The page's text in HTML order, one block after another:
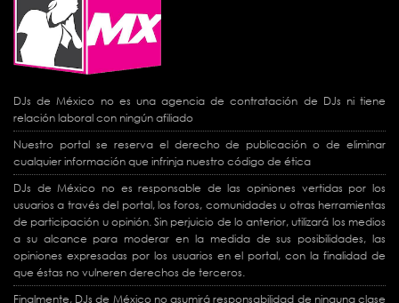
DJs de México no es una agencia de contratación de DJs ni tiene
relación laboral con ningún afiliado
Nuestro portal se reserva el derecho de publicación o de eliminar
cualquier información que infrinja nuestro código de ética
DJs de México no es responsable de las opiniones vertidas por los
usuarios a través del portal, los foros, comunidades u otras herramientas
de participación u opinión. Sin perjuicio de lo anterior, utilizará los medios
a su alcance para moderar en la medida de sus posibilidades, las
opiniones expresadas por los usuarios en el portal, con la finalidad de
que éstas no vulneren derechos de terceros.
Finalmente, DJs de México no asumirá responsabilidad de ninguna clase